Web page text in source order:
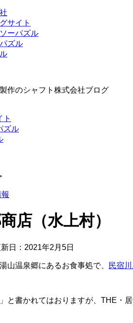
サイト
ーパズル
ズル
作のシャフト株式会社ブログ
ト
ズル
店（水上村）
日： 2021年2月5日
山温泉郷にあるお食事処で、 民宿
と書かれてはおりますが、THE・居